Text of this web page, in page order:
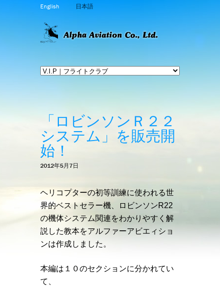
English 日本語
「ロビンソンＲ２２
システム」を販売開
始！
2012年5月7日
ヘリコプターの初等訓練に使われる世
界的ベストセラー機、ロビンソンR22
の機体システム関連をわかりやすく解
説した教本をアルファーアビエィショ
ンは作成しました。
本編は１０のセクションに分かれてい
て、